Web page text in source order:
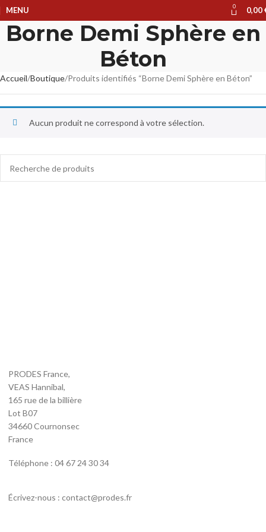
MENU 0 0,00
Borne Demi Sphère en
Béton
Accueil Boutique Produits identifiés “Borne Demi Sphère en Béton”
Aucun produit ne correspond à votre sélection.
PRODES France,
VEAS Hannibal,
165 rue de la billière
Lot B07
34660 Cournonsec
France
Téléphone : 04 67 24 30 34
Écrivez-nous : contact@prodes.fr